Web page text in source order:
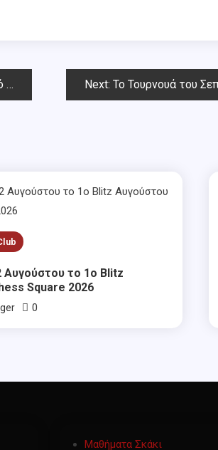
Next: Το Τουρνουά του
Αυγούστου το 1ο Blitz
Square 2026
0
Μαθήματα Σκάκι